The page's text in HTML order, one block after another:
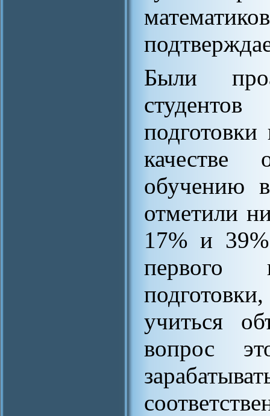
Были
качестве
обучению
отметили
17% и 39%
первого
учиться
вопрос